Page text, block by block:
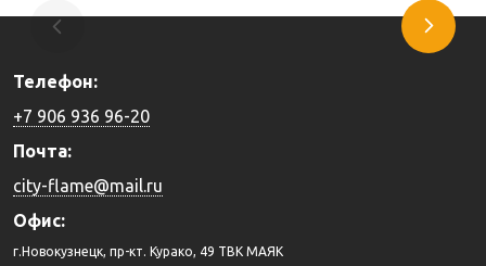
Телефон:
+7 906 936 96-20
Почта:
city-flame@mail.ru
Офис:
г.Новокузнецк, пр-кт. Курако, 49 ТВК МАЯК